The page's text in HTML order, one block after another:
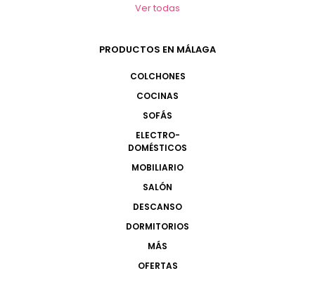
Ver todas
PRODUCTOS EN MÁLAGA
COLCHONES
COCINAS
SOFÁS
ELECTRO-
DOMÉSTICOS
MOBILIARIO
SALÓN
DESCANSO
DORMITORIOS
MÁS
OFERTAS